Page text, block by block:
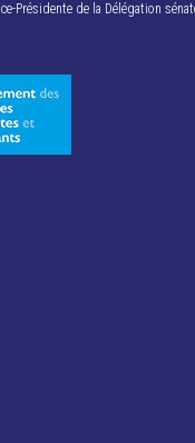
Présidente de la Délégation